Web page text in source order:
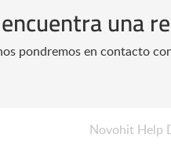
una
pondremos en contacto
Novohit Help